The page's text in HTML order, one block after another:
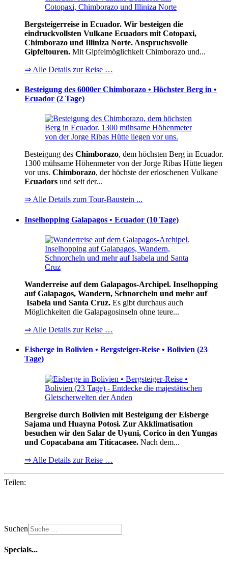
Bergsteigerreise in Ecuador. Wir besteigen die
eindruckvollsten Vulkane Ecuadors mit Cotopaxi,
Chimborazo und Illiniza Norte. Anspruchsvolle
Gipfeltouren. Mit Gipfelmöglichkeit Chimborazo und...
⇒ Alle Details zur Reise …
Besteigung des 6000er Chimborazo • Höchster Berg in •
Ecuador (2 Tage)
Besteigung des Chimborazo, dem höchsten Berg in Ecuador.
1300 mühsame Höhenmeter von der Jorge Ribas Hütte liegen
vor uns. Chimborazo, der höchste der erloschenen Vulkane
Ecuadors und seit der...
⇒ Alle Details zum Tour-Baustein ...
Inselhopping Galapagos • Ecuador (10 Tage)
Wanderreise auf dem Galapagos-Archipel. Inselhopping
auf Galapagos, Wandern, Schnorcheln und mehr auf
Isabela und Santa Cruz. Es gibt durchaus auch
Möglichkeiten die Galapagosinseln ohne teure...
⇒ Alle Details zur Reise …
Eisberge in Bolivien • Bergsteiger-Reise • Bolivien (23
Tage)
Bergreise durch Bolivien mit Besteigung der Eisberge
Sajama und Huayna Potosi. Zur Akklimatisation
besuchen wir den Salar de Uyuni, Corico in den Yungas
und Copacabana am Titicacasee. Nach dem...
⇒ Alle Details zur Reise …
Teilen:
Suchen
Specials...